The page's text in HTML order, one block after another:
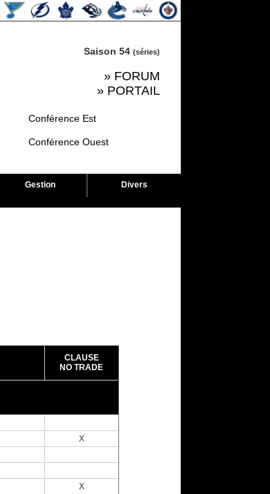
Saison 54 (séries)
» FORUM
» PORTAIL
Gestion Divers
CLAUSE
NO TRADE
X
X